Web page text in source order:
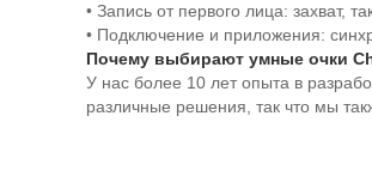
• Запись от первого лица: захват,
• Подключение и приложения:
Почему выбирают умные очки
У нас более 10 лет опыта в
различные решения, так что мы